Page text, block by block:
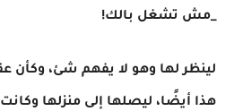
_مش تشغل بالك!
لينظر لها وهو لا يفهم شئ، وكأن
هذا أيضًا، ليصلها إلى منزلها